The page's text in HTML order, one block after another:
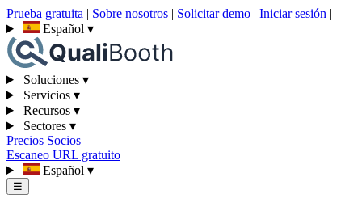
Prueba gratuita | Sobre nosotros | Solicitar demo | Iniciar sesión |
Español ▾
Soluciones ▾
Servicios ▾
Recursos ▾
Sectores ▾
Precios Socios
Escaneo URL gratuito
Español ▾
☰